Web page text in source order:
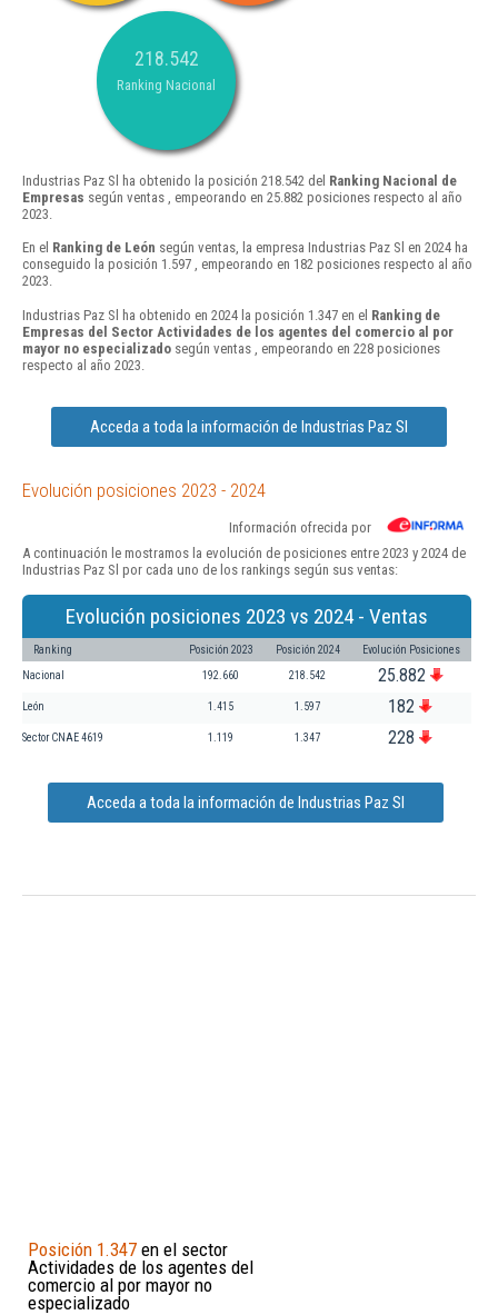
218.542
Ranking Nacional
Industrias Paz Sl ha obtenido la posición 218.542 del Ranking Nacional de
Empresas según ventas , empeorando en 25.882 posiciones respecto al año
2023.
En el Ranking de León según ventas, la empresa Industrias Paz Sl en 2024 ha
conseguido la posición 1.597 , empeorando en 182 posiciones respecto al año
2023.
Industrias Paz Sl ha obtenido en 2024 la posición 1.347 en el Ranking de
Empresas del Sector Actividades de los agentes del comercio al por
mayor no especializado según ventas , empeorando en 228 posiciones
respecto al año 2023.
Acceda a toda la información de Industrias Paz Sl
Evolución posiciones 2023 - 2024
Información ofrecida por
A continuación le mostramos la evolución de posiciones entre 2023 y 2024 de
Industrias Paz Sl por cada uno de los rankings según sus ventas:
Evolución posiciones 2023 vs 2024 - Ventas
Ranking Posición 2023 Posición 2024 Evolución Posiciones
Nacional 192.660 218.542 25.882
León 1.415 1.597 182
Sector CNAE 4619 1.119 1.347 228
Acceda a toda la información de Industrias Paz Sl
Posición 1.347 en el sector
Actividades de los agentes del
comercio al por mayor no
especializado